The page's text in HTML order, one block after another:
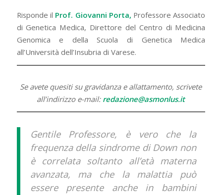
Risponde il Prof. Giovanni Porta, Professore Associato
di Genetica Medica, Direttore del Centro di Medicina
Genomica e della Scuola di Genetica Medica
all’Università dell’Insubria di Varese.
Se avete quesiti su gravidanza e allattamento, scrivete
all’indirizzo e-mail: redazione@asmonlus.it
Gentile Professore, è vero che la
frequenza della sindrome di Down non
è correlata soltanto all’età materna
avanzata, ma che la malattia può
essere presente anche in bambini